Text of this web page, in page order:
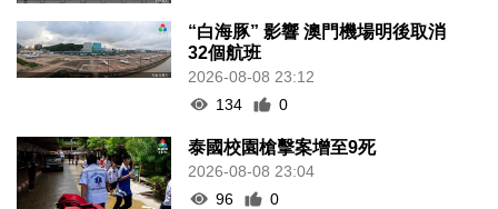
“白海豚” 影響 澳門機場明後取消
32個航班
2026-08-08 23:12
134
0
泰國校園槍擊案增至9死
2026-08-08 23:04
96
0